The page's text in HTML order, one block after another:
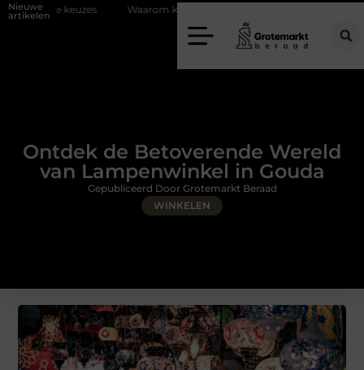
Nieuwe
artikelen
Waarom kiezen voor een rijschool in Utrecht?
Ontdek de Betoverende Wereld
van Lampenwinkel in Gouda
WINKELEN
Gepubliceerd Door Grotemarkt Beraad